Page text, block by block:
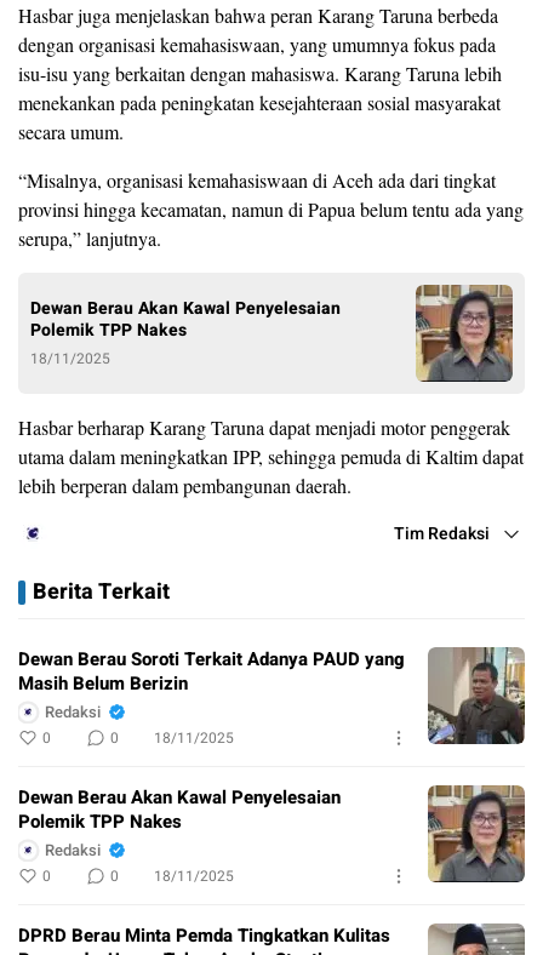
Hasbar juga menjelaskan bahwa peran Karang Taruna berbeda
dengan organisasi kemahasiswaan, yang umumnya fokus pada
isu-isu yang berkaitan dengan mahasiswa. Karang Taruna lebih
menekankan pada peningkatan kesejahteraan sosial masyarakat
secara umum.
“Misalnya, organisasi kemahasiswaan di Aceh ada dari tingkat
provinsi hingga kecamatan, namun di Papua belum tentu ada yang
serupa,” lanjutnya.
Dewan Berau Akan Kawal Penyelesaian
Polemik TPP Nakes
18/11/2025
Hasbar berharap Karang Taruna dapat menjadi motor penggerak
utama dalam meningkatkan IPP, sehingga pemuda di Kaltim dapat
lebih berperan dalam pembangunan daerah.
Tim Redaksi
Berita Terkait
Dewan Berau Soroti Terkait Adanya PAUD yang
Masih Belum Berizin
Redaksi
0 0 18/11/2025
Dewan Berau Akan Kawal Penyelesaian
Polemik TPP Nakes
Redaksi
0 0 18/11/2025
DPRD Berau Minta Pemda Tingkatkan Kulitas